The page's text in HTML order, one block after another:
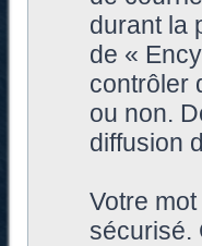
durant la
de «
contrôler
ou non.
diffusion
Votre
sécurisé.